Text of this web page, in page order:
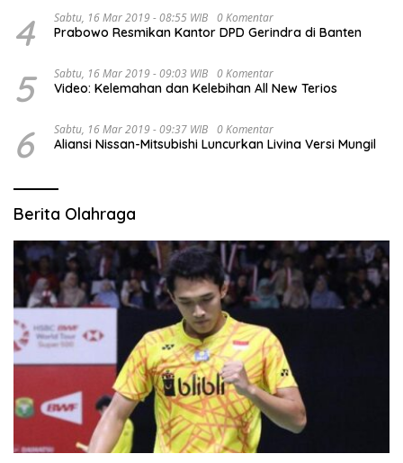
4 Sabtu, 16 Mar 2019 - 08:55 WIB 0 Komentar
Prabowo Resmikan Kantor DPD Gerindra di Banten
5 Sabtu, 16 Mar 2019 - 09:03 WIB 0 Komentar
Video: Kelemahan dan Kelebihan All New Terios
6 Sabtu, 16 Mar 2019 - 09:37 WIB 0 Komentar
Aliansi Nissan-Mitsubishi Luncurkan Livina Versi Mungil
Berita Olahraga